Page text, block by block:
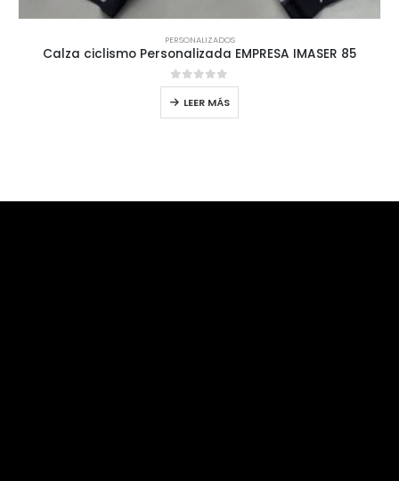
PERSONALIZADOS
Calza ciclismo Personalizada EMPRESA IMASER 85
0out of 5
LEER MÁS